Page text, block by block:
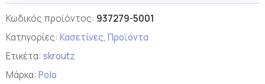
Κωδικός προϊόντος: 937279-5001
Κατηγορίες: Κασετίνες, Προϊόντα
Ετικέτα: skroutz
Μάρκα: Polo